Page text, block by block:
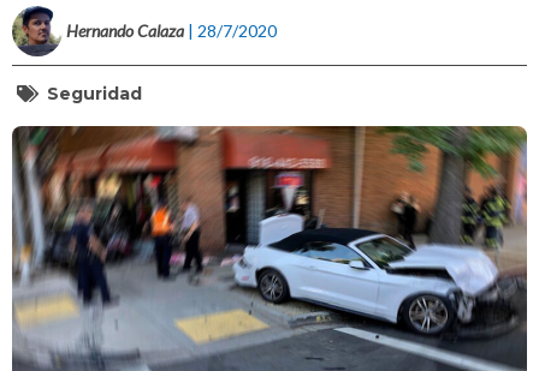
Hernando Calaza | 28/7/2020
Seguridad